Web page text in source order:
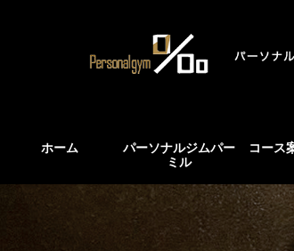
ホーム
パーソナルジムパー
ミル
コース